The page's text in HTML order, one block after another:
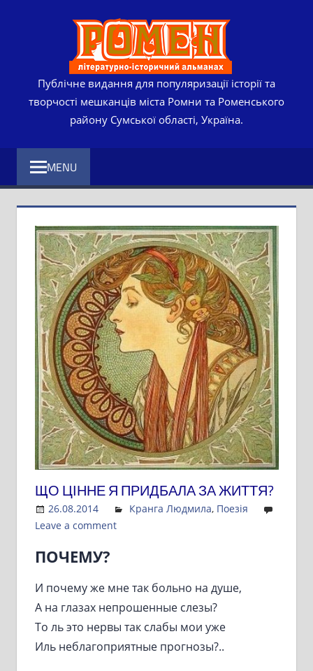
Публічне видання для популяризації історії та
творчості мешканців міста Ромни та Роменського
району Сумської області, Україна.
MENU
ЩО ЦІННЕ Я ПРИДБАЛА ЗА ЖИТТЯ?
26.08.2014 Admin
Кранга Людмила, Поезія
Leave a comment
ПОЧЕМУ?
И почему же мне так больно на душе,
А на глазах непрошенные слезы?
То ль это нервы так слабы мои уже
Иль неблагоприятные прогнозы?..